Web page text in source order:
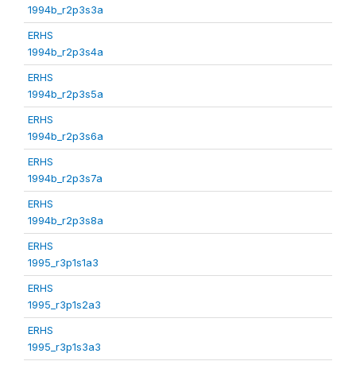
1994b_r2p3s3a
ERHS
1994b_r2p3s4a
ERHS
1994b_r2p3s5a
ERHS
1994b_r2p3s6a
ERHS
1994b_r2p3s7a
ERHS
1994b_r2p3s8a
ERHS
1995_r3p1s1a3
ERHS
1995_r3p1s2a3
ERHS
1995_r3p1s3a3